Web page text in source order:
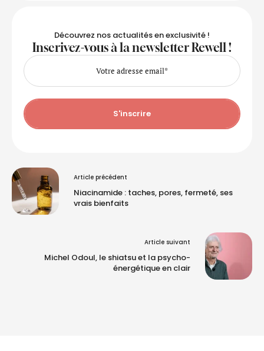
Découvrez nos actualités en exclusivité !
Inscrivez-vous à la newsletter Rewell !
S'inscrire
Article précédent
Niacinamide : taches, pores, fermeté, ses
vrais bienfaits
Article suivant
Michel Odoul, le shiatsu et la psycho-
énergétique en clair